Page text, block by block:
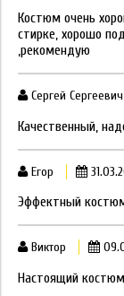
Костюм очень
стирке, хорошо
,рекомендую
Сергей Сергеевич
Качественный,
Егор
Эффектный
Виктор
Настоящий